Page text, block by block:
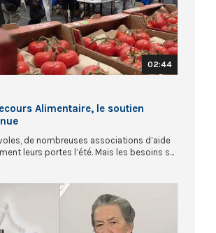
02:44
Alimentaire, le soutien
de nombreuses associations d’aide
leurs portes l’été. Mais les besoins s...